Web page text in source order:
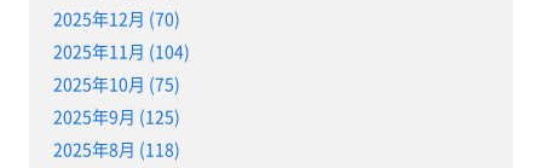
2025年12月 (70)
2025年11月 (104)
2025年10月 (75)
2025年9月 (125)
2025年8月 (118)